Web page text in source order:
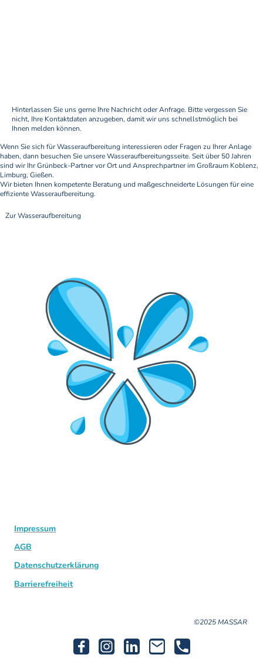
Hinterlassen Sie uns gerne Ihre Nachricht oder Anfrage. Bitte vergessen Sie
nicht, Ihre Kontaktdaten anzugeben, damit wir uns schnellstmöglich bei
Ihnen melden können.
Wenn Sie sich für Wasseraufbereitung interessieren oder Fragen zu Ihrer Anlage
haben, dann besuchen Sie unsere Wasseraufbereitungsseite. Seit über 50 Jahren
sind wir Ihr Grünbeck-Partner vor Ort und Ansprechpartner im Großraum Koblenz,
Limburg, Gießen.
Wir bieten Ihnen kompetente Beratung und maßgeschneiderte Lösungen für eine
effiziente Wasseraufbereitung.
Zur Wasseraufbereitung
Impressum
AGB
Datenschutzerklärung
Barrierefreiheit
©2025 MASSAR